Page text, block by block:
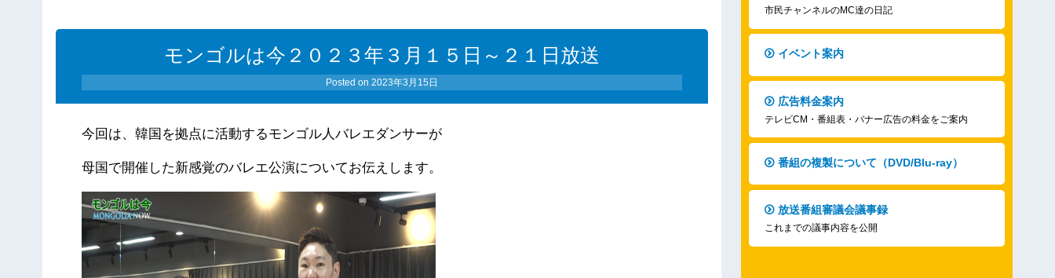
モンゴルは今２０２３年３月１５日～２１日放送
Posted on2023年3月15日
今回は、韓国を拠点に活動するモンゴル人バレエダンサーが
母国で開催した新感覚のバレエ公演についてお伝えします。
市民チャンネルのMC達の日記
イベント案内
広告料金案内
テレビCM・番組表・バナー広告の料金をご案内
番組の複製について（DVD/Blu-ray）
放送番組審議会議事録
これまでの議事内容を公開